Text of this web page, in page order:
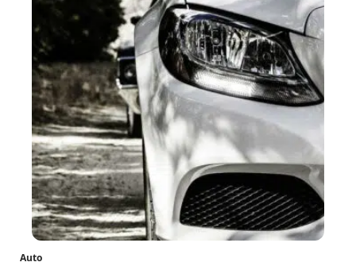
Auto